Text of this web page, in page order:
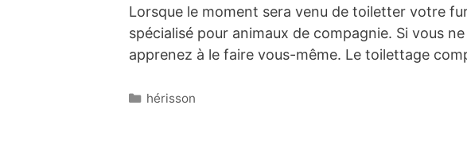
Lorsque le moment sera venu de toiletter votre
spécialisé pour animaux de compagnie. Si vous
apprenez à le faire vous-même. Le toilettage
Catégories
hérisson